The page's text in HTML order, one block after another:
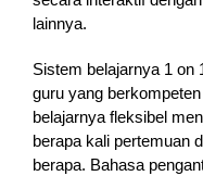
lainnya.
Sistem belajarnya 1 on
guru yang
belajarnya fleksibel
berapa kali pertemuan
berapa. Bahasa